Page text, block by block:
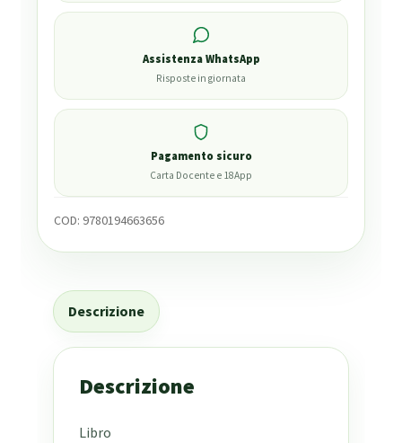
Assistenza WhatsApp
Risposte in giornata
Pagamento sicuro
Carta Docente e 18App
COD: 9780194663656
Descrizione
Descrizione
Libro